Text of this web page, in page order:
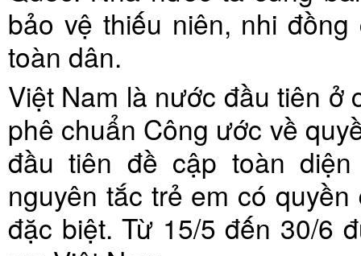
bảo vệ thiếu niên, nhi
toàn dân.
Việt Nam là nước đầu tiên ở
phê chuẩn Công ước về
đầu tiên đề cập toàn
nguyên tắc trẻ em có
đặc biệt. Từ 15/5 đến 30/6